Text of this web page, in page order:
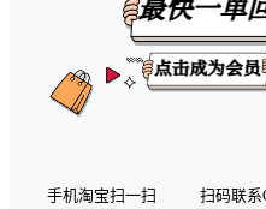
手机淘宝扫一扫 扫码联系